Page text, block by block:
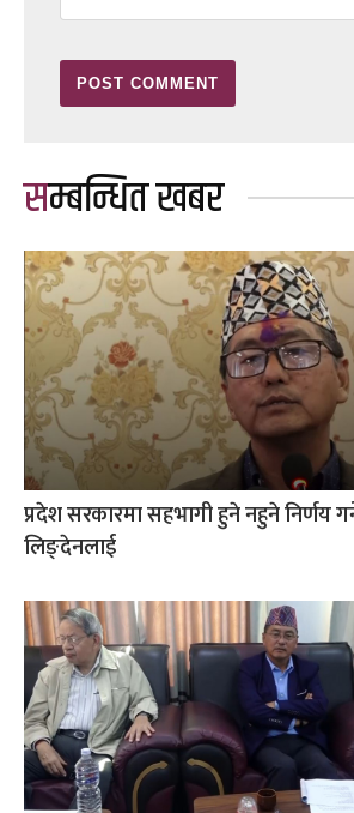
सम्बन्धित खबर
प्रदेश सरकारमा सहभागी हुने नहुने निर्णय
लिङ्देनलाई